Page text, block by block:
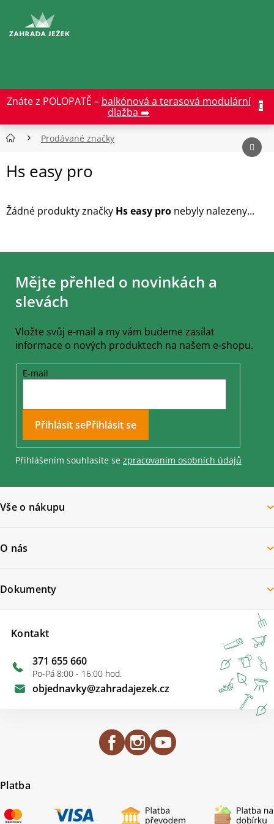
obsah
Znáte z POLOPATĚ – balkónová a terasová modulární
dlažba ➡️
Prodávané značky
Hs easy pro
Žádné produkty značky Hs easy pro nebyly nalezeny...
Z
Mějte přehled o novinkách a
slevách
Vložte svůj e-mail a my vám budeme zasílat
informace o nových produktech na našem e-shopu.
E-mail
Přihlásit se
Přihlášením souhlasíte se zpracovaním osobních údajů
Vše o nákupu
O nás
Kontakt
objednavky@zahradajezek.cz
371 655 660
Po-Pá 8:00 - 16:00 hod.
Dokumenty
Platba